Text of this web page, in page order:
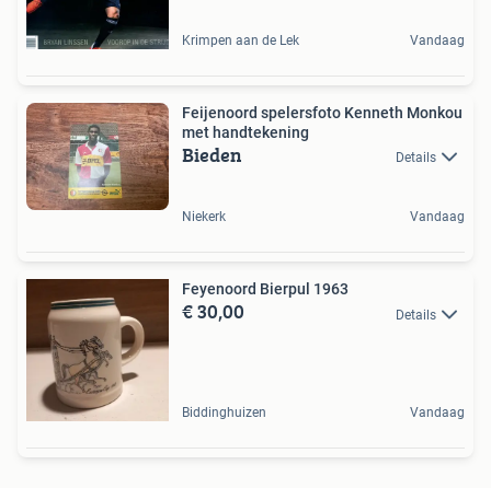
Krimpen aan de Lek Vandaag
Feijenoord spelersfoto Kenneth Monkou
met handtekening
Bieden Details
Niekerk Vandaag
Feyenoord Bierpul 1963
€ 30,00 Details
Biddinghuizen Vandaag